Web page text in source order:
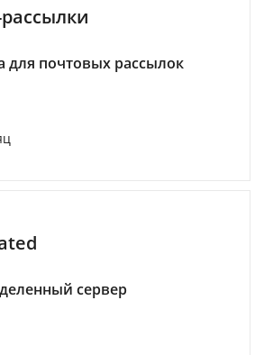
для почтовых рассылок
сервер